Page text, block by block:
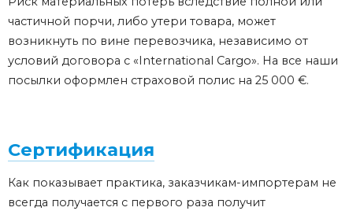
частичной порчи, либо утери товара, может
возникнуть по вине перевозчика, независимо от
условий договора с «International Cargo». На все наши
посылки оформлен страховой полис на 25 000 €.
Сертификация
Как показывает практика, заказчикам-импортерам не
всегда получается с первого раза получит